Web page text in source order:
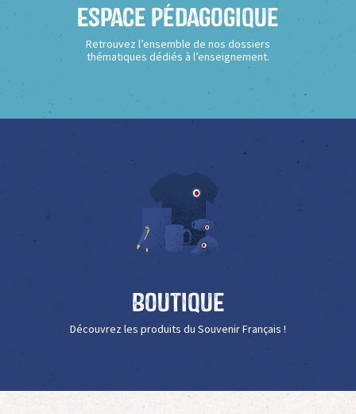
Espace Pédagogique
Retrouvez l’ensemble de nos dossiers
thématiques dédiés à l’enseignement.
Boutique
Découvrez les produits du Souvenir Français !